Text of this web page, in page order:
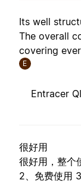
Its well
The overall
covering
E
Entracer
很好用
很好用，整个
2、免费使用